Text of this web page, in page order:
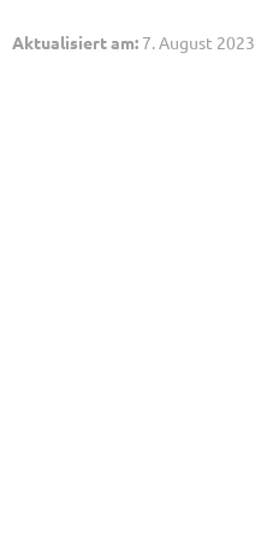
Aktualisiert am: 7. August 2023